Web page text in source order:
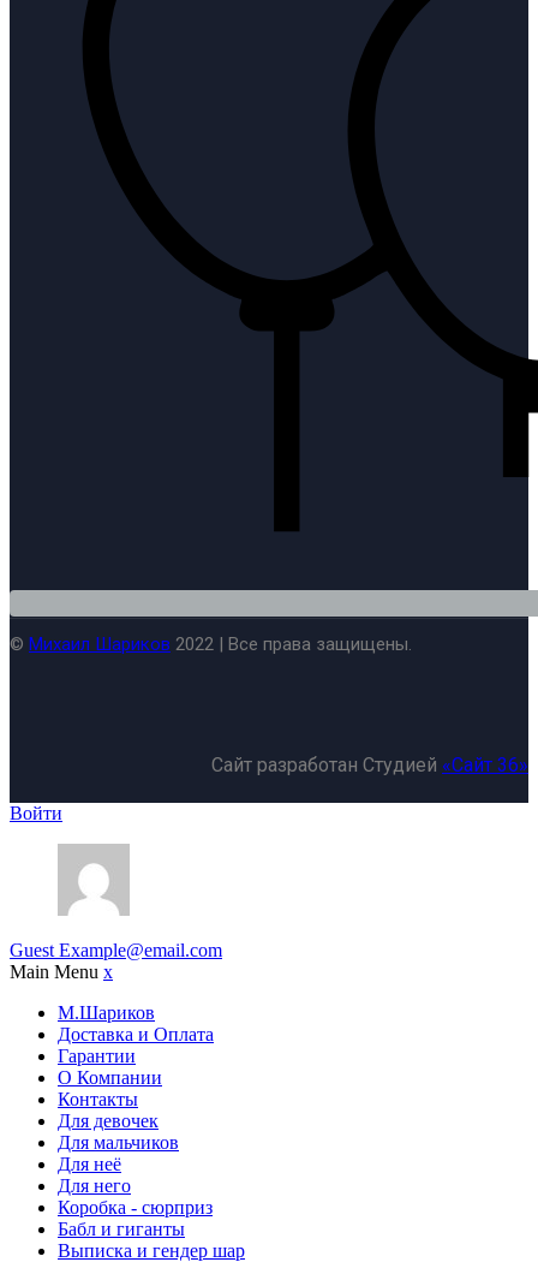
© Михаил Шариков 2022 | Все права защищены.
Сайт разработан Студией «Сайт 36»
Войти
Guest Example@email.com
Main Menu x
М.Шариков
Доставка и Оплата
Гарантии
О Компании
Контакты
Для девочек
Для мальчиков
Для неё
Для него
Коробка - сюрприз
Бабл и гиганты
Выписка и гендер шар